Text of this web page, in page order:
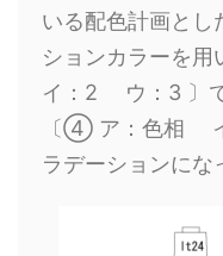
いる配色計画とし
ションカラーを
イ：2 ウ：3 〕
〔④ ア：色相
ラデーションにな